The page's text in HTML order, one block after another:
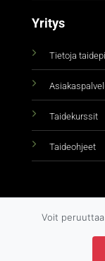
Yritys
Tietoja
Taidekurssit
Taideohjeet
Voit